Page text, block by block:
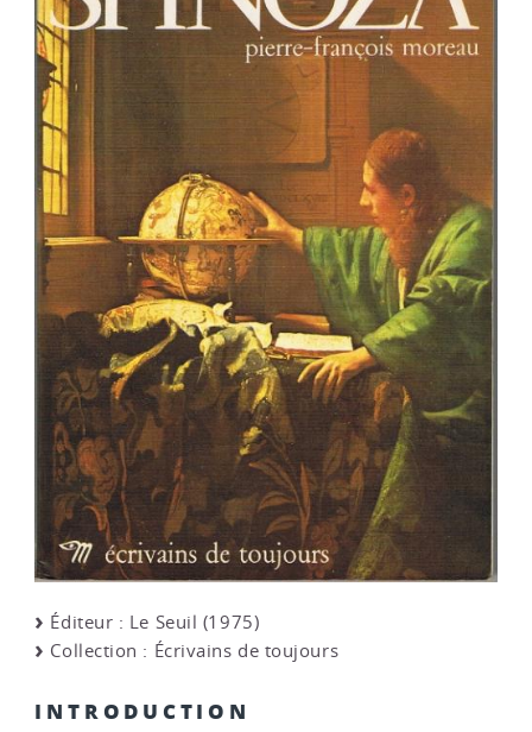
Éditeur : Le Seuil (1975)
Collection : Écrivains de toujours
INTRODUCTION